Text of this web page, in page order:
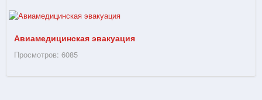
Авиамедицинская эвакуация
Просмотров: 6085